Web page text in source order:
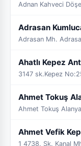
Adnan Kahveci
Adrasan
Adrasan Mh.
Ahatlı Kepez
3147 sk.Kepez
Ahmet Tokuş
Ahmet Tokuş
Ahmet Vefik
1 4738. Sk. Kanal